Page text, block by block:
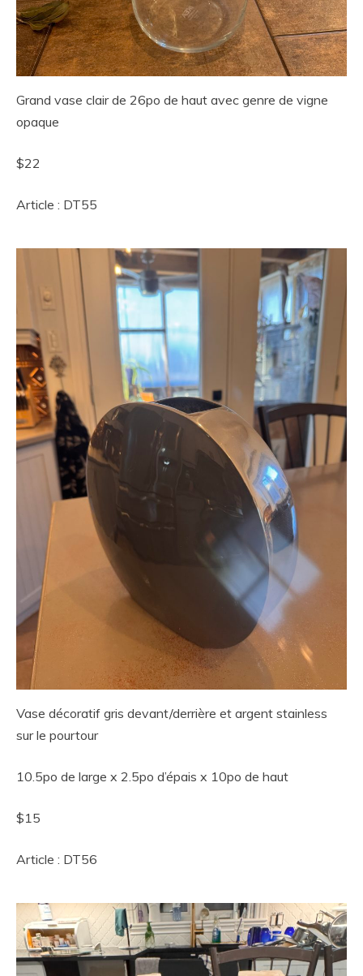
Grand vase clair de 26po de haut avec genre de vigne
opaque
$22
Article : DT55
Vase décoratif gris devant/derrière et argent stainless
sur le pourtour
10.5po de large x 2.5po d’épais x 10po de haut
$15
Article : DT56